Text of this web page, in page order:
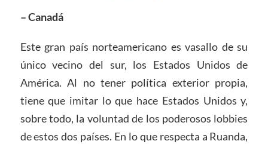
– Canadá
Este gran país norteamericano es vasallo de su
único vecino del sur, los Estados Unidos de
América. Al no tener política exterior propia,
tiene que imitar lo que hace Estados Unidos y,
sobre todo, la voluntad de los poderosos lobbies
de estos dos países. En lo que respecta a Ruanda,